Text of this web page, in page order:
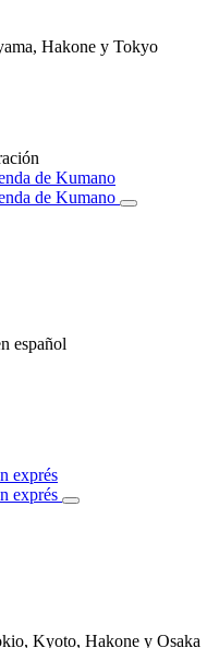
Hakone y Tokyo
español
Kyoto, Hakone y Osaka